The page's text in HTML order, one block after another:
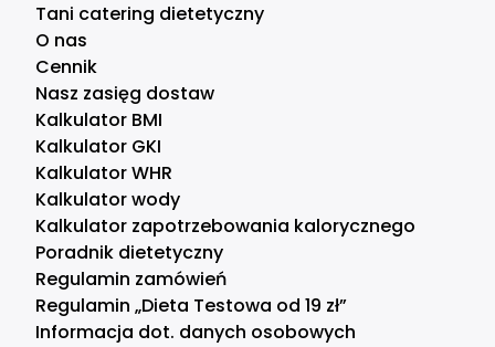
Tani catering dietetyczny
O nas
Cennik
Nasz zasięg dostaw
Kalkulator BMI
Kalkulator GKI
Kalkulator WHR
Kalkulator wody
Kalkulator zapotrzebowania kalorycznego
Poradnik dietetyczny
Regulamin zamówień
Regulamin „Dieta Testowa od 19 zł”
Informacja dot. danych osobowych